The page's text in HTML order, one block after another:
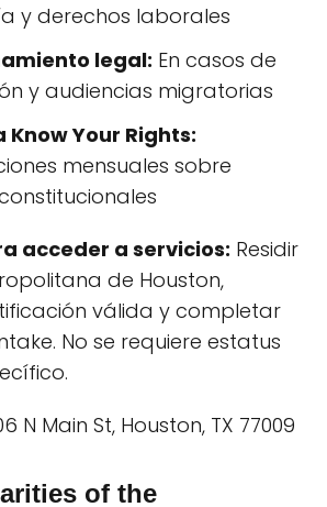
y derechos laborales
legal: En casos de
y audiencias migratorias
Your Rights:
mensuales sobre
acceder a servicios: Residir
de Houston,
válida y completar
No se requiere estatus
N Main St, Houston, TX 77009
of the